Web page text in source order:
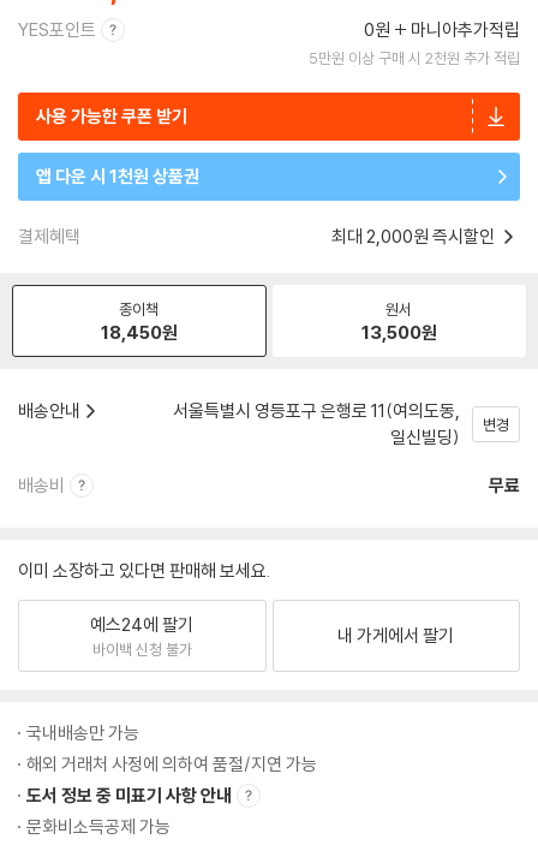
YES포인트 0원 마니아추가적립
5만원 이상 구매 시 2천원 추가 적립
사용 가능한 쿠폰 받기
앱 다운 시 1천원 상품권
결제혜택 최대 2,000원 즉시할인
종이책
18,450원
원서
13,500원
배송안내
서울특별시 영등포구 은행로 11(여의도동,
일신빌딩)
변경
배송비 무료
이미 소장하고 있다면 판매해 보세요.
예스24에 팔기
바이백 신청 불가
내 가게에서 팔기
국내배송만 가능
해외 거래처 사정에 의하여 품절/지연 가능
도서 정보 중 미표기 사항 안내
문화비소득공제 가능